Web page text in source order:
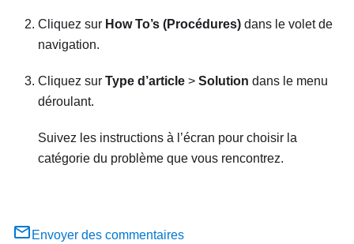
Cliquez sur How To’s (Procédures) dans le volet de
navigation.
Cliquez sur Type d’article > Solution dans le menu
déroulant.
Suivez les instructions à l’écran pour choisir la
catégorie du problème que vous rencontrez.
Envoyer des commentaires